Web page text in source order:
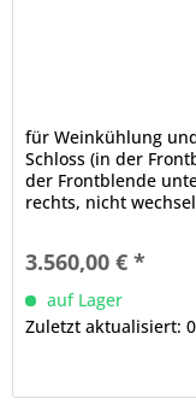
für Weinkühlung
Schloss (in der
der Frontblende
rechts, nicht
regelbar
3.560,00 € *
auf Lager
Zuletzt aktualisiert: